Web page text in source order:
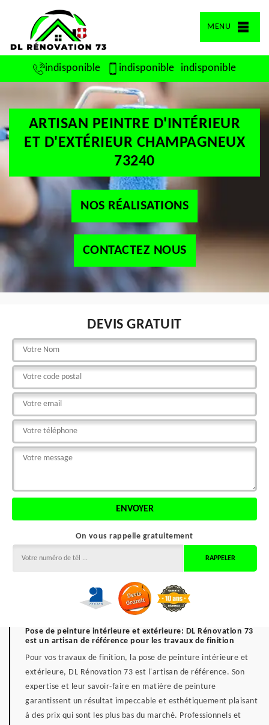
MENU
indisponible indisponible indisponible
ARTISAN PEINTRE D'INTÉRIEUR
ET D'EXTÉRIEUR CHAMPAGNEUX
73240
NOS RÉALISATIONS
CONTACTEZ NOUS
DEVIS GRATUIT
On vous rappelle gratuitement
Pose de peinture intérieure et extérieure: DL Rénovation 73
est un artisan de référence pour les travaux de finition
Pour vos travaux de finition, la pose de peinture intérieure et
extérieure, DL Rénovation 73 est l'artisan de référence. Son
expertise et leur savoir-faire en matière de peinture
garantissent un résultat impeccable et esthétiquement plaisant
à des prix qui sont les plus bas du marché. Professionnels et